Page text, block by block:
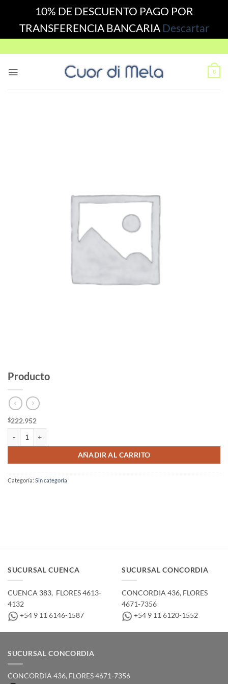
10% DE DESCUENTO PAGO POR
TRANSFERENCIA BANCARIA Descartar
to
0
Producto
$222.952
AÑADIR AL CARRITO
Categoría: Sin categoría
SUCURSAL CUENCA
CUENCA 383, ­ FLORES 4613-
4132
+54 9 11 6146-1587
SUCURSAL CONCORDIA
CONCORDIA 436,­ FLORES
4671-7356
+54 9 11 6120-1552
SUCURSAL CONCORDIA
CONCORDIA 436,­ FLORES 4671-7356